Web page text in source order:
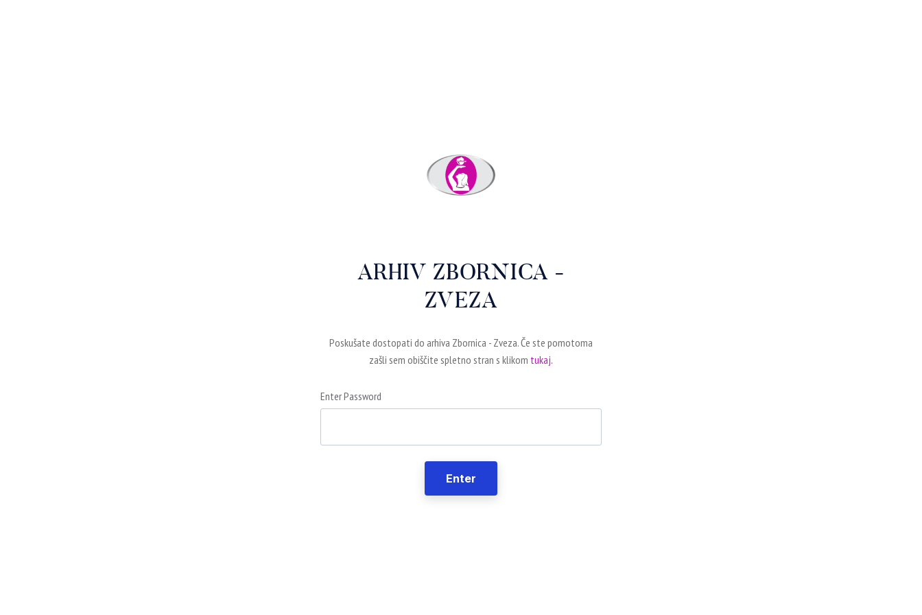
ARHIV ZBORNICA -
ZVEZA
Poskušate dostopati do arhiva Zbornica - Zveza. Če ste pomotoma
zašli sem obiščite spletno stran s klikom tukaj.
Enter Password
Enter